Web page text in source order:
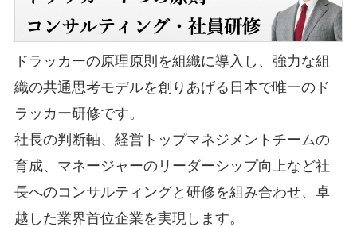
ドラッカーの原理原則を組織に導入し、強力な組
織の共通思考モデルを創りあげる日本で唯一のド
ラッカー研修です。
社長の判断軸、経営トップマネジメントチームの
育成、マネージャーのリーダーシップ向上など社
長へのコンサルティングと研修を組み合わせ、卓
越した業界首位企業を実現します。